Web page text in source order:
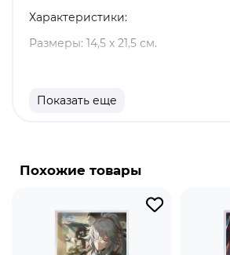
Характеристики:
Размеры: 14,5 x 21,5 см.
Оригинальный и официально
Дань Хэн - холодный и
Вооружённый копьём по имени
облаков", он присоединился к
чтобы сбежать из своего
Показать еще
Похожие товары